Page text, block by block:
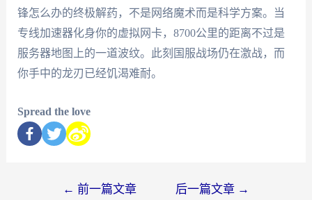
锋怎么办的终极解药，不是网络魔术而是科学方案。当
专线加速器化身你的虚拟网卡，8700公里的距离不过是
服务器地图上的一道波纹。此刻国服战场仍在激战，而
你手中的龙刃已经饥渴难耐。
Spread the love
← 前一篇文章 后一篇文章 →